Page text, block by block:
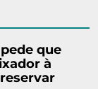
que
à